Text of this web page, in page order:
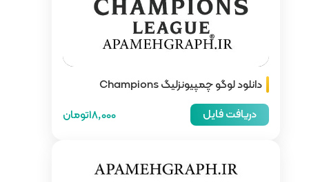
دانلود لوگو چمپیونزلیگ Champions
18,000تومان